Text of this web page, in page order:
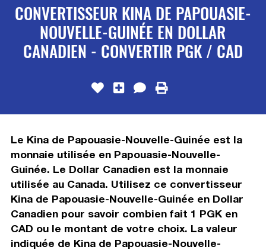
CONVERTISSEUR KINA DE PAPOUASIE-
NOUVELLE-GUINÉE EN DOLLAR
CANADIEN - CONVERTIR PGK / CAD
Le Kina de Papouasie-Nouvelle-Guinée est la
monnaie utilisée en Papouasie-Nouvelle-
Guinée. Le Dollar Canadien est la monnaie
utilisée au Canada. Utilisez ce convertisseur
Kina de Papouasie-Nouvelle-Guinée en Dollar
Canadien pour savoir combien fait 1 PGK en
CAD ou le montant de votre choix. La valeur
indiquée de Kina de Papouasie-Nouvelle-